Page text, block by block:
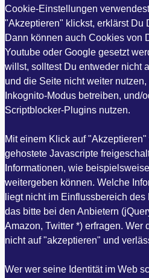
Cookie-Einstellungen
"Akzeptieren" klickst, erklärst Du
Dann können auch Cookies von
Youtube oder Google gesetzt
willst, solltest Du entweder nicht
und die Seite nicht weiter
Inkognito-Modus betreiben, und/
Scriptblocker-Plugins nutzen.
Mit einem Klick auf
gehostete Javascripte
Informationen, wie
weitergeben können. Welche
liegt nicht im Einflussbereich
das bitte bei den Anbietern
Amazon, Twitter *) erfragen. Wer
nicht auf "akzeptieren" und
Wer wer seine Identität im Web